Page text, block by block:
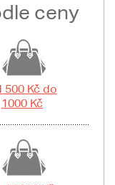
ceny
500 Kč do
1000 Kč